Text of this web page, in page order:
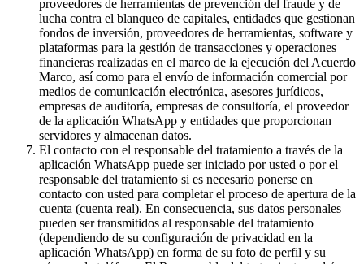
proveedores de herramientas de prevención del fraude y de
lucha contra el blanqueo de capitales, entidades que gestionan
fondos de inversión, proveedores de herramientas, software y
plataformas para la gestión de transacciones y operaciones
financieras realizadas en el marco de la ejecución del Acuerdo
Marco, así como para el envío de información comercial por
medios de comunicación electrónica, asesores jurídicos,
empresas de auditoría, empresas de consultoría, el proveedor
de la aplicación WhatsApp y entidades que proporcionan
servidores y almacenan datos.
El contacto con el responsable del tratamiento a través de la
aplicación WhatsApp puede ser iniciado por usted o por el
responsable del tratamiento si es necesario ponerse en
contacto con usted para completar el proceso de apertura de la
cuenta (cuenta real). En consecuencia, sus datos personales
pueden ser transmitidos al responsable del tratamiento
(dependiendo de su configuración de privacidad en la
aplicación WhatsApp) en forma de su foto de perfil y su